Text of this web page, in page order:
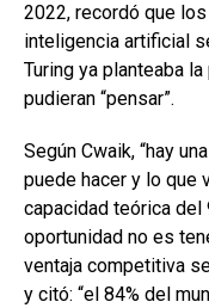
2022, recordó que
inteligencia artificial
Turing ya planteaba
pudieran “pensar”.
Según Cwaik, “hay
puede hacer y lo que
capacidad teórica del
oportunidad no es
ventaja competitiva
y citó: “el 84% del